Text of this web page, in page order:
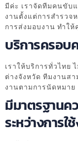
มีค่ะ เราจัดทีมคนขับ
งานตั้งแต่การสำรวจ
การส่งมอบงาน ทำใ
บริการครอบ
เราให้บริการทั่วไทย
ต่างจังหวัด ทีมงานส
งานตามการนัดหมาย
มีมาตรฐานค
ระหว่างการใ